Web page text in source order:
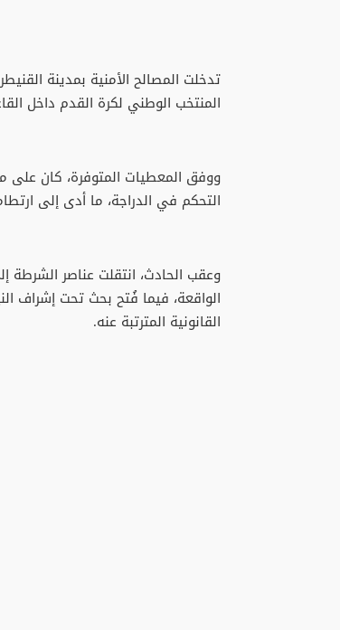
تدخلت المصالح الأمنية بمدينة
المنتخب الوطني لكرة القدم داخل
ووفق المعطيات المتوفرة، كان على
التحكم في الدراجة، ما أدى إلى
وعقب الحادث، انتقلت عناصر الشرطة
الواقعة، فيما فُتح بحث تحت إشراف
القانونية المترتبة عنه.